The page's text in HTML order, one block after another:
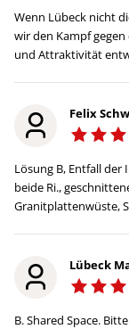
Wenn Lübeck nicht
wir den Kampf
und Attraktivität
Felix
Lösung B, Entfall der
beide Ri.,
Granitplattenwüste,
Lübeck
B. Shared Space.